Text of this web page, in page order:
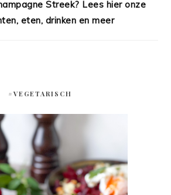
Streek? Lees hier onze
eten, drinken en meer
#VEGETARISCH